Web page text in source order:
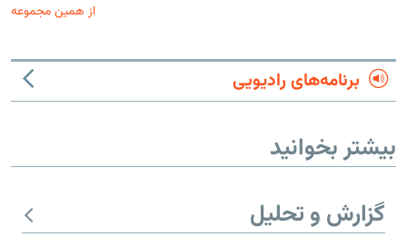
از همین مجموعه
برنامه‌های رادیویی
بیشتر بخوانید
گزارش و تحلیل